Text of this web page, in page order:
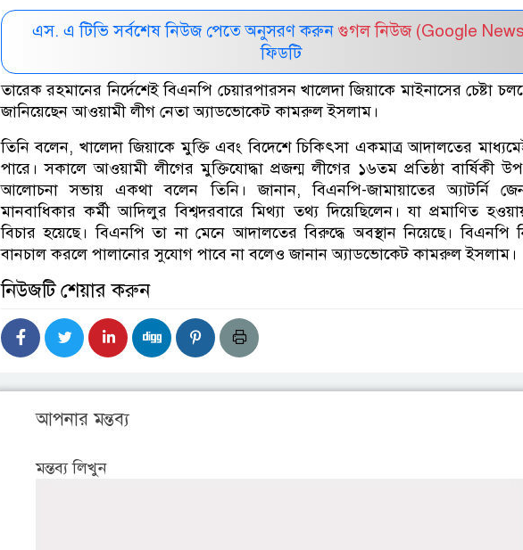
এস. এ টিভি সর্বশেষ নিউজ পেতে অনুসরণ করুন গুগল নিউজ (Google
ফিডটি
তারেক রহমানের নির্দেশেই বিএনপি চেয়ারপারসন খালেদা জিয়াকে মাইনাসের চেষ্টা
জানিয়েছেন আওয়ামী লীগ নেতা অ্যাডভোকেট কামরুল ইসলাম।
তিনি বলেন, খালেদা জিয়াকে মুক্তি এবং বিদেশে চিকিৎসা একমাত্র আদালতের
পারে। সকালে আওয়ামী লীগের মুক্তিযোদ্ধা প্রজন্ম লীগের ১৬তম প্রতিষ্ঠা বার্ষিকী
আলোচনা সভায় একথা বলেন তিনি। জানান, বিএনপি-জামায়াতের অ্যাটর্নি
মানবাধিকার কর্মী আদিলুর বিশ্বদরবারে মিথ্যা তথ্য দিয়েছিলেন। যা প্রমাণিত
বিচার হয়েছে। বিএনপি তা না মেনে আদালতের বিরুদ্ধে অবস্থান নিয়েছে। বিএনপি
বানচাল করলে পালানোর সুযোগ পাবে না বলেও জানান অ্যাডভোকেট কামরুল ইসলাম।
নিউজটি শেয়ার করুন
আপনার মন্তব্য
মন্তব্য লিখুন